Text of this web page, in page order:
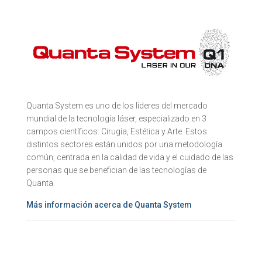
Quanta System es uno de los líderes del mercado
mundial de la tecnología láser, especializado en 3
campos científicos: Cirugía, Estética y Arte. Estos
distintos sectores están unidos por una metodología
común, centrada en la calidad de vida y el cuidado de las
personas que se benefician de las tecnologías de
Quanta.
Más información acerca de Quanta System